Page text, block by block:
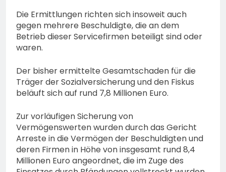
Die Ermittlungen richten sich insoweit auch
gegen mehrere Beschuldigte, die an dem
Betrieb dieser Servicefirmen beteiligt sind oder
waren.
Der bisher ermittelte Gesamtschaden für die
Träger der Sozialversicherung und den Fiskus
beläuft sich auf rund 7,8 Millionen Euro.
Zur vorläufigen Sicherung von
Vermögenswerten wurden durch das Gericht
Arreste in die Vermögen der Beschuldigten und
deren Firmen in Höhe von insgesamt rund 8,4
Millionen Euro angeordnet, die im Zuge des